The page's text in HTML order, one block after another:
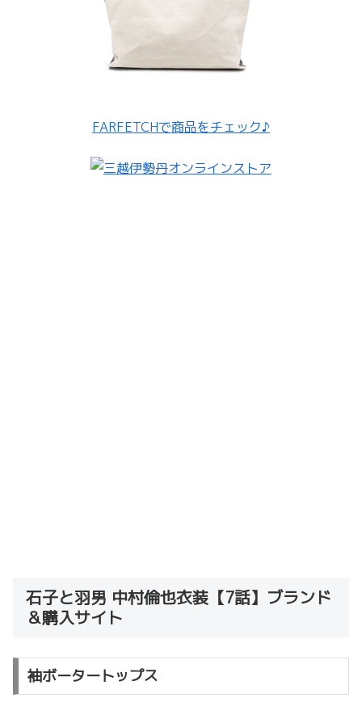
FARFETCHで商品をチェック♪
石子と羽男 中村倫也衣装【7話】ブランド
＆購入サイト
袖ボータートップス